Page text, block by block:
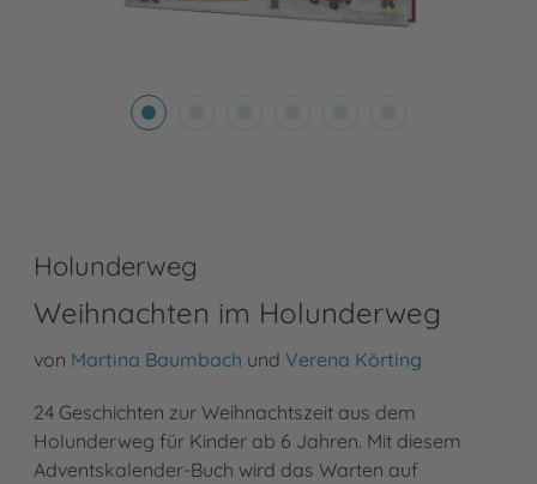
Holunderweg
Weihnachten im Holunderweg
von Martina Baumbach und Verena Körting
24 Geschichten zur Weihnachtszeit aus dem
Holunderweg für Kinder ab 6 Jahren. Mit diesem
Adventskalender-Buch wird das Warten auf